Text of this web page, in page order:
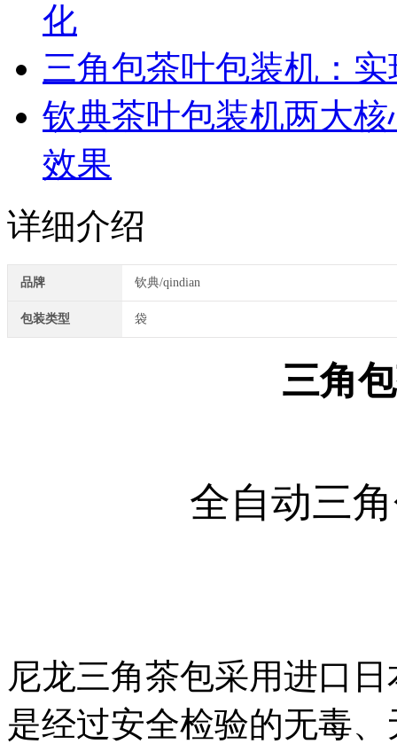
化
三角包茶叶包装机：
钦典茶叶包装机两大
效果
详细介绍
品牌 钦典/qindian
包装类型 袋
三角
全自动三
尼龙三角茶包采用进口
是经过安全检验的无毒